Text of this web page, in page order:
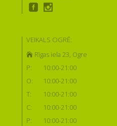
VEIKALS OGRĒ:
Rīgas iela 23, Ogre
P:
10:00-21:00
O:
10:00-21:00
T:
10:00-21:00
C:
10:00-21:00
P:
10:00-21:00